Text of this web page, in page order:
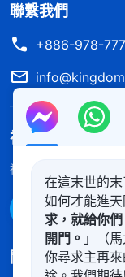
家庭，還哪有父
肉體關係都因着
《話・卷一 神的
中》揣摩着神的
誤的思想觀點
睦，男人為了妻
了維護家庭的和
的拯救。當丈夫
道作為受造之物
我的態度冷漠
聯繫我們
+886-978-
神的國度降臨了
神的國度已經降臨在人
通過
關注我們
在這末世的
如何才能進
求，就給你
開門。 」（
你尋求主再